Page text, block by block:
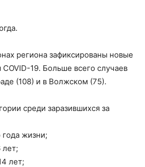
региона зафиксированы новые
COVID-19. Больше всего случаев
(108) и в Волжском (75).
среди заразившихся за
года жизни;
лет;
лет;